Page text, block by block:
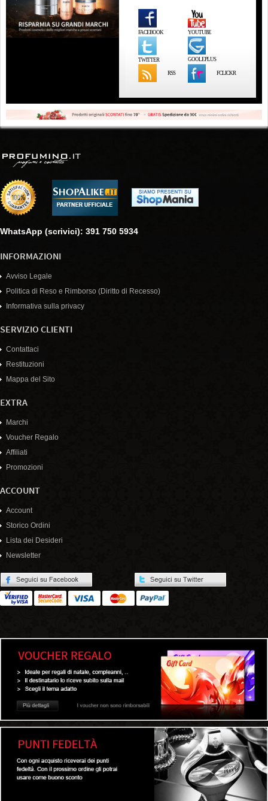
FACEBOOK YOUTUBE
TWITTER GOOLEPLUS
RSS FCLICKR
WhatsApp (scrivici): 391 750 5934
INFORMAZIONI
Avviso Legale
Politica di Reso e Rimborso (Diritto di Recesso)
Informativa sulla privacy
SERVIZIO CLIENTI
Contattaci
Restituzioni
Mappa del Sito
EXTRA
Marchi
Voucher Regalo
Affiliati
Promozioni
ACCOUNT
Account
Storico Ordini
Lista dei Desideri
Newsletter